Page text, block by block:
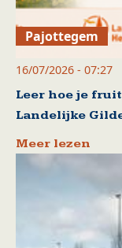
Pajottegem
16/07/2026 - 07:27
Leer hoe je
Landelijke
Meer lezen